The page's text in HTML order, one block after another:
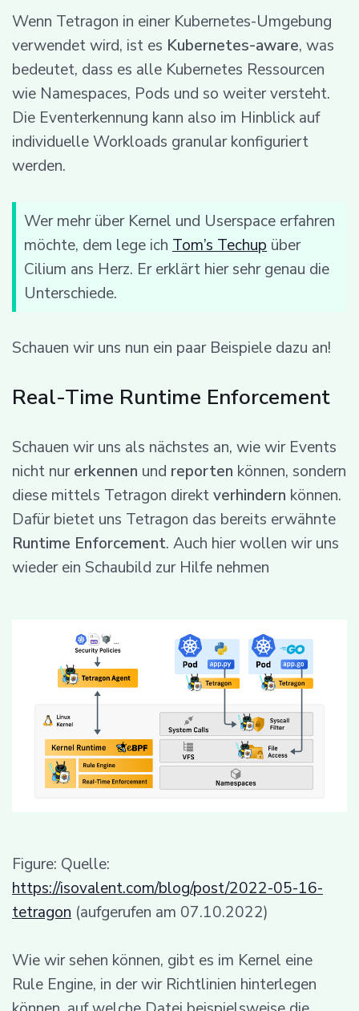
Wenn Tetragon in einer Kubernetes-Umgebung
verwendet wird, ist es Kubernetes-aware, was
bedeutet, dass es alle Kubernetes Ressourcen
wie Namespaces, Pods und so weiter versteht.
Die Eventerkennung kann also im Hinblick auf
individuelle Workloads granular konfiguriert
werden.
Wer mehr über Kernel und Userspace erfahren
möchte, dem lege ich Tom’s Techup über
Cilium ans Herz. Er erklärt hier sehr genau die
Unterschiede.
Schauen wir uns nun ein paar Beispiele dazu an!
Real-Time Runtime Enforcement
Schauen wir uns als nächstes an, wie wir Events
nicht nurerkennen und reporten können, sondern
diese mittels Tetragon direktverhindern können.
Dafür bietet uns Tetragon das bereits erwähnte
Runtime Enforcement. Auch hier wollen wir uns
wieder ein Schaubild zur Hilfe nehmen
Figure: Quelle:
https://isovalent.com/blog/post/2022-05-16-
tetragon (aufgerufen am 07.10.2022)
Wie wir sehen können, gibt es im Kernel eine
Rule Engine, in der wir Richtlinien hinterlegen